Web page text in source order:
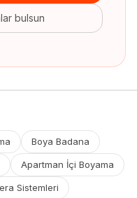
bulsun
Boya Badana
Apartman İçi Boyama
Sistemleri